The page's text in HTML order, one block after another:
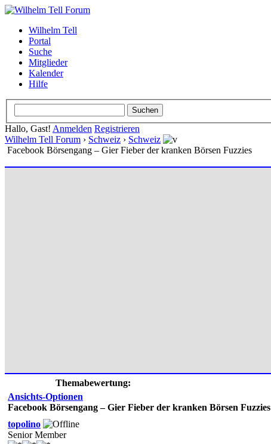
Wilhelm Tell
Portal
Suche
Mitglieder
Kalender
Hilfe
Hallo, Gast! Anmelden Registrieren
Wilhelm Tell Forum › Schweiz › Schweiz
Facebook Börsengang – Gier Fieber der kranken Börsen Fuzzies
Themabewertung:
Ansichts-Optionen
Facebook Börsengang – Gier Fieber der kranken Börsen Fuzzies
topolino
Senior Member